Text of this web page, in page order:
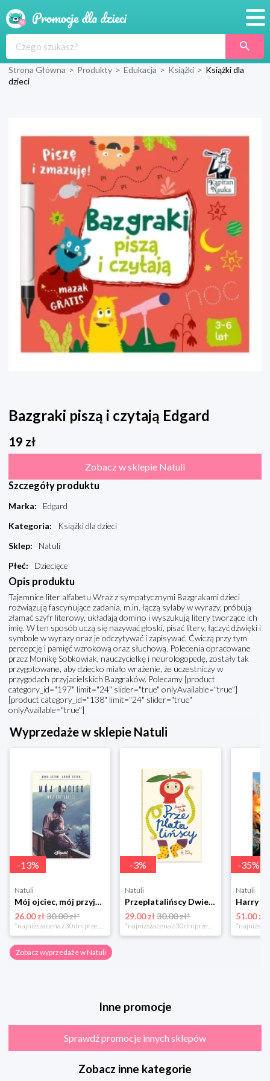
Produkty
Wyprawka
Strona Główna > Produkty > Edukacja > Książki > Książki dla
dzieci
Bazgraki piszą i czytają Edgard
19 zł
Zobacz w sklepie Natuli
Szczegóły produktu
Marka:
Edgard
Kategoria:
Książki dla dzieci
Sklep:
Natuli
Płeć: Dziecięce
Opis produktu
Tajemnice liter alfabetu Wraz z sympatycznymi Bazgrakami dzieci
rozwiązują fascynujące zadania, m.in. łączą sylaby w wyrazy, próbują
złamać szyfr literowy, układają domino i wyszukują litery tworzące ich
imię. W ten sposób uczą się nazywać głoski, pisać litery, łączyć dźwięki i
symbole w wyrazy oraz je odczytywać i zapisywać. Ćwiczą przy tym
percepcję i pamięć wzrokową oraz słuchową. Polecenia opracowane
przez Monikę Sobkowiak, nauczycielkę i neurologopedę, zostały tak
przygotowane, aby dziecko miało wrażenie, że uczestniczy w
przygodach przyjacielskich Bazgraków. Polecamy [product
category_id="197" limit="24" slider="true" onlyAvailable="true"]
[product category_id="138" limit="24" slider="true"
onlyAvailable="true"]
Wyprzedaże w sklepie Natuli
-13%
Natuli
Mój ojciec, mój przyjaciel Element
26.00 zł30.00 zł*
*najniższa cena z 30 dni przed obniżką
-3%
Natuli
Przeplatalińscy Dwie siostry
29.00 zł 30.00 zł*
*najniższa cena z 30 dni przed obniżką
-35%
Natuli
51.00 zł
Zobacz wyprzedaże w Natuli
Inne promocje
Sprawdź promocje innych sklepów
Zobacz inne kategorie